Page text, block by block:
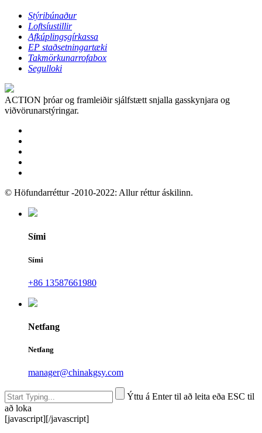
Stýribúnaður
Loftsíustillir
Afkúplingsgírkassa
EP staðsetningartæki
Takmörkunarrofabox
Segulloki
ACTION þróar og framleiðir sjálfstætt snjalla gasskynjara og
viðvörunarstýringar.
© Höfundarréttur -2010-2022: Allur réttur áskilinn.
Sími
Sími
+86 13587661980
Netfang
Netfang
manager@chinakgsy.com
Ýttu á Enter til að leita eða ESC til
að loka
[javascript][/javascript]